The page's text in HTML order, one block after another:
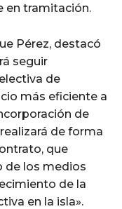
en tramitación.
Pérez, destacó
seguir
de
más eficiente a
de
de forma
que
de los medios
de la
en la isla».